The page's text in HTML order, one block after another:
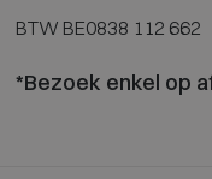
BTW BE0838 112 662
*Bezoek enkel op